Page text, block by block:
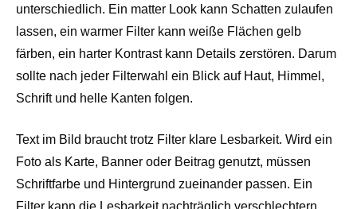
unterschiedlich. Ein matter Look kann Schatten zulaufen
lassen, ein warmer Filter kann weiße Flächen gelb
färben, ein harter Kontrast kann Details zerstören. Darum
sollte nach jeder Filterwahl ein Blick auf Haut, Himmel,
Schrift und helle Kanten folgen.
Text im Bild braucht trotz Filter klare Lesbarkeit. Wird ein
Foto als Karte, Banner oder Beitrag genutzt, müssen
Schriftfarbe und Hintergrund zueinander passen. Ein
Filter kann die Lesbarkeit nachträglich verschlechtern,